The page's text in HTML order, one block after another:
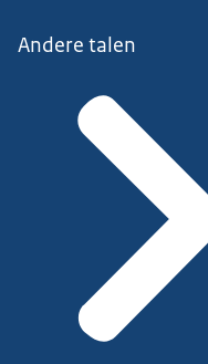
Andere talen